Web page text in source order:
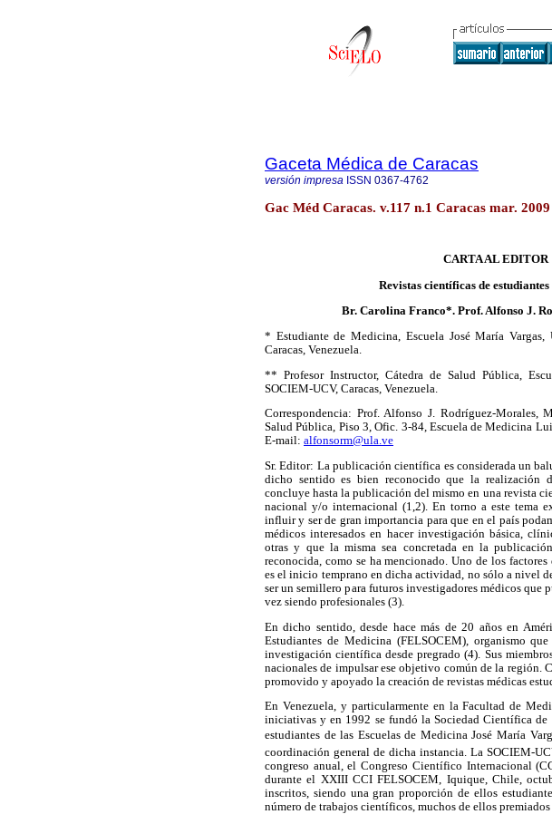
Gaceta Médica de Caracas
versión impresa ISSN 0367-4762
Gac Méd Caracas. v.117 n.1 Caracas mar. 2009
CARTA AL EDITOR
Revistas científicas de
Br. Carolina Franco*. Prof. Alfonso J.
* Estudiante de Medicina, Escuela José María Vargas,
Caracas, Venezuela.
** Profesor Instructor, Cátedra de Salud Pública,
SOCIEM-UCV, Caracas, Venezuela.
Correspondencia: Prof. Alfonso J. Rodríguez-Morales,
Salud Pública, Piso 3, Ofic. 3-84, Escuela de Medicina
E-mail: alfonsorm@ula.ve
Sr. Editor: La publicación científica es considerada un
dicho sentido es bien reconocido que la realización
concluye hasta la publicación del mismo en una revista
nacional y/o internacional (1,2). En torno a este tema
influir y ser de gran importancia para que en el país
médicos interesados en hacer investigación básica,
otras y que la misma sea concretada en la
reconocida, como se ha mencionado. Uno de los
es el inicio temprano en dicha actividad, no sólo a nivel
ser un semillero para futuros investigadores médicos que
vez siendo profesionales (3).
En dicho sentido, desde hace más de 20 años en
Estudiantes de Medicina (FELSOCEM), organismo
investigación científica desde pregrado (4). Sus
nacionales de impulsar ese objetivo común de la región.
promovido y apoyado la creación de revistas médicas
En Venezuela, y particularmente en la Facultad de
iniciativas y en 1992 se fundó la Sociedad Científica
estudiantes de las Escuelas de Medicina José María
coordinación general de dicha instancia. La SOCIEM-
congreso anual, el Congreso Científico Internacional
durante el XXIII CCI FELSOCEM, Iquique, Chile,
inscritos, siendo una gran proporción de ellos
número de trabajos científicos, muchos de ellos